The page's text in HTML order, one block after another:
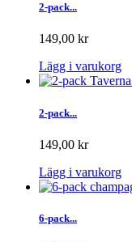
2-pack...
149,00 kr
Lägg i varukorg
2-pack...
149,00 kr
Lägg i varukorg
6-pack...